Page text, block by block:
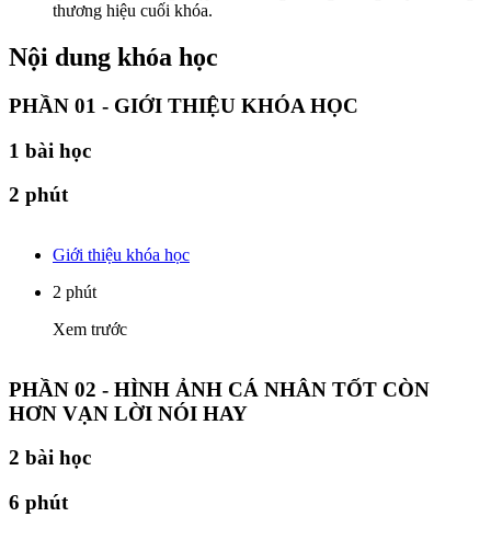
thương hiệu cuối khóa.
Nội dung khóa học
PHẦN 01 - GIỚI THIỆU KHÓA HỌC
1 bài học
2 phút
Giới thiệu khóa học
2 phút
Xem trước
PHẦN 02 - HÌNH ẢNH CÁ NHÂN TỐT CÒN
HƠN VẠN LỜI NÓI HAY
2 bài học
6 phút